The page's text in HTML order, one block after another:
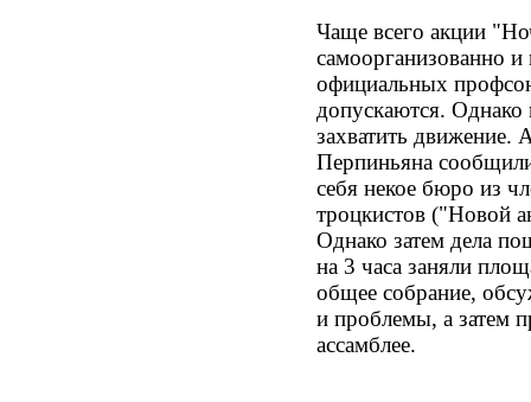
Чаще всего акции
самоорганизованно
официальных
допускаются.
захватить движение.
Перпиньяна
себя некое бюро из
троцкистов ("Новой
Однако затем дела
на 3 часа заняли
общее собрание,
и проблемы, а затем
ассамблее.